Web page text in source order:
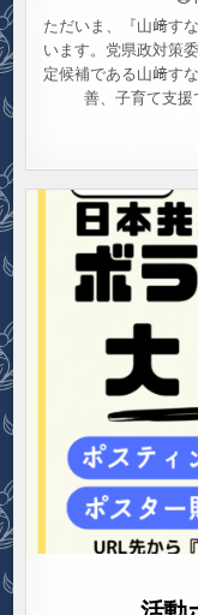
ただいま、『山﨑す
います。党県政対策
定候補である山﨑す
善、子育て支